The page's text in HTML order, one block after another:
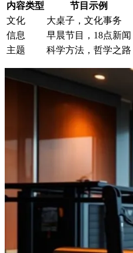
内容类型 节目示例
文化
大桌子，文化事务
信息
早晨节目，18点新闻
主题
科学方法，哲学之路